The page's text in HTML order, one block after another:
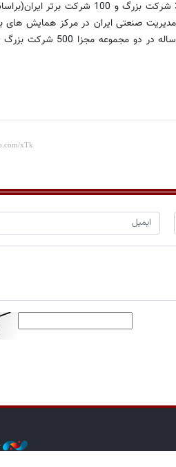
افزاید: 24 بهمن ماه جاری رتبه بندی سال1389 برای 300 شرکت
مدیریت صنعتی ایران در مرکز همایش
سیما اعلام می شود. یادآور می شود: نشریه